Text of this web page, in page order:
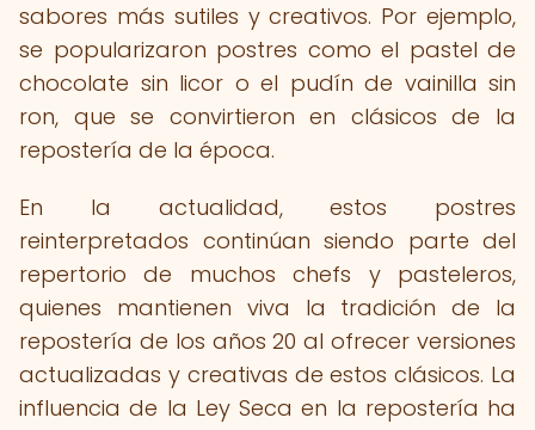
sabores más sutiles y creativos. Por ejemplo,
se popularizaron postres como el pastel de
chocolate sin licor o el pudín de vainilla sin
ron, que se convirtieron en clásicos de la
repostería de la época.
En la actualidad, estos postres
reinterpretados continúan siendo parte del
repertorio de muchos chefs y pasteleros,
quienes mantienen viva la tradición de la
repostería de los años 20 al ofrecer versiones
actualizadas y creativas de estos clásicos. La
influencia de la Ley Seca en la repostería ha